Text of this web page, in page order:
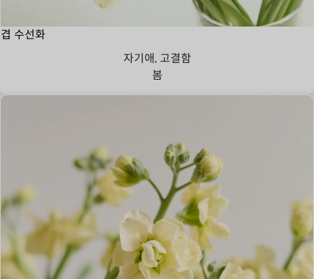
겹 수선화
자기애, 고결함
봄